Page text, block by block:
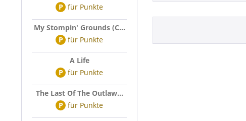
P für Punkte
My Stompin' Grounds (C...
P für Punkte
A Life
P für Punkte
The Last Of The Outlaw...
P für Punkte